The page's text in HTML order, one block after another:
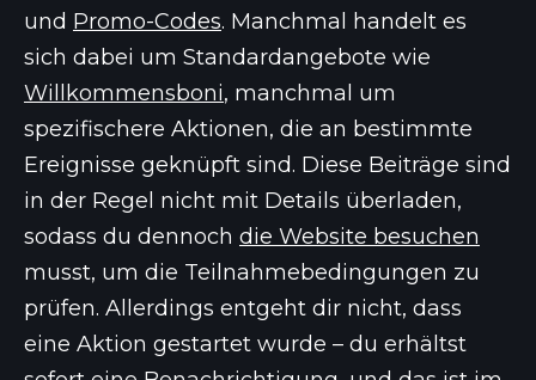
und Promo-Codes. Manchmal handelt es
sich dabei um Standardangebote wie
Willkommensboni, manchmal um
spezifischere Aktionen, die an bestimmte
Ereignisse geknüpft sind. Diese Beiträge sind
in der Regel nicht mit Details überladen,
sodass du dennoch die Website besuchen
musst, um die Teilnahmebedingungen zu
prüfen. Allerdings entgeht dir nicht, dass
eine Aktion gestartet wurde – du erhältst